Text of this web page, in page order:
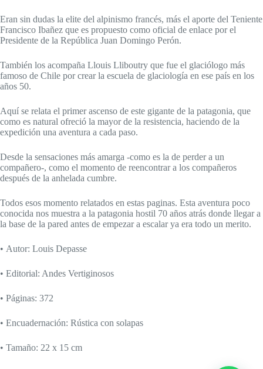
Eran sin dudas la elite del alpinismo francés, más el aporte del Teniente
Francisco Ibañez que es propuesto como oficial de enlace por el
Presidente de la República Juan Domingo Perón.
También los acompaña Llouis Lliboutry que fue el glaciólogo más
famoso de Chile por crear la escuela de glaciología en ese país en los
años 50.
Aquí se relata el primer ascenso de este gigante de la patagonia, que
como es natural ofreció la mayor de la resistencia, haciendo de la
expedición una aventura a cada paso.
Desde la sensaciones más amarga -como es la de perder a un
compañero-, como el momento de reencontrar a los compañeros
después de la anhelada cumbre.
Todos esos momento relatados en estas paginas. Esta aventura poco
conocida nos muestra a la patagonia hostil 70 años atrás donde llegar a
la base de la pared antes de empezar a escalar ya era todo un merito.
• Autor: Louis Depasse
• Editorial: Andes Vertiginosos
• Páginas: 372
• Encuadernación: Rústica con solapas
• Tamaño: 22 x 15 cm